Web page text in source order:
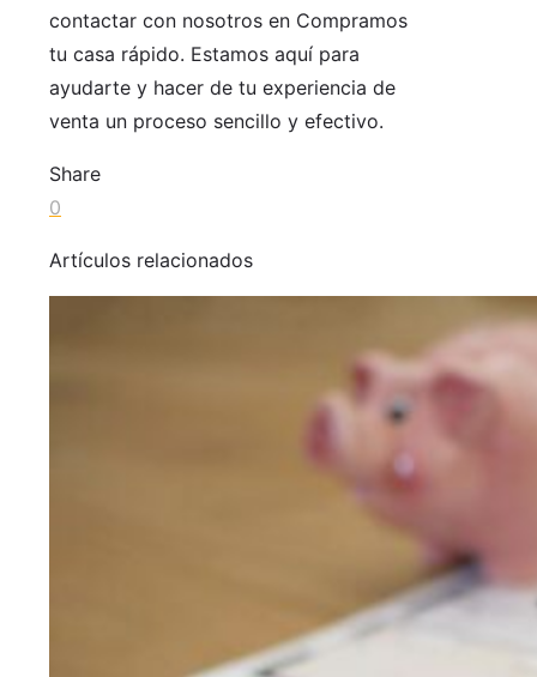
contactar con nosotros en Compramos
tu casa rápido. Estamos aquí para
ayudarte y hacer de tu experiencia de
venta un proceso sencillo y efectivo.
Share
0
Artículos relacionados